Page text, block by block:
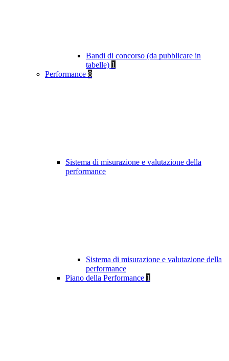
Bandi di concorso (da pubblicare in
tabelle) 1
Performance 8
Sistema di misurazione e valutazione della
performance
Sistema di misurazione e valutazione della
performance
Piano della Performance 1